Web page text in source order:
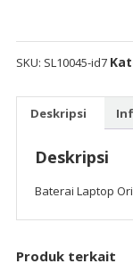
SKU: SL10045-id7
Deskripsi
Deskripsi
Baterai Laptop
Produk terkait